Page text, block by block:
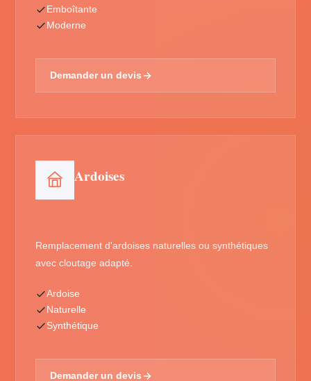
Emboîtante
Moderne
Demander un devis
Ardoises
Remplacement d'ardoises naturelles ou synthétiques
avec cloutage adapté.
Ardoise
Naturelle
Synthétique
Demander un devis